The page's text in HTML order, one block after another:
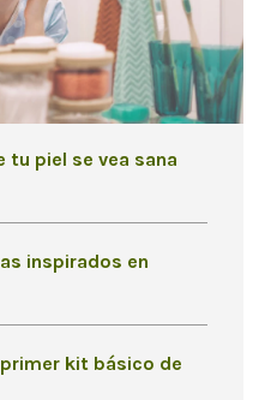
tu piel se vea sana
inspirados en
kit básico de